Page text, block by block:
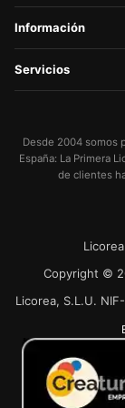
Información
Servicios
Desde 2004 somos
España: La Primera
de clientes
Copyright ©
Licorea, S.L.U.